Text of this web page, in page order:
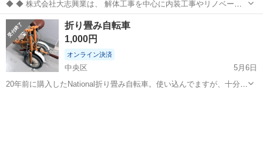
◆ ◆ 株式会社大志興業は、 解体工事を中心に内装工事やリノベーシ
ョン工事まで幅広く手掛ける総合建設企業です。 住宅・店舗・ビルな
ど多様な現場に対応し、解体から施工、廃棄物処理まで一貫して行っ
ています。 20代～40代の...
東京 中央区 月島駅 その他
折り畳み自転車
1,000円
オンライン決済
中央区
5月6日
20年前に購入したNational折り畳み自転車。使い込んでますが、十分に